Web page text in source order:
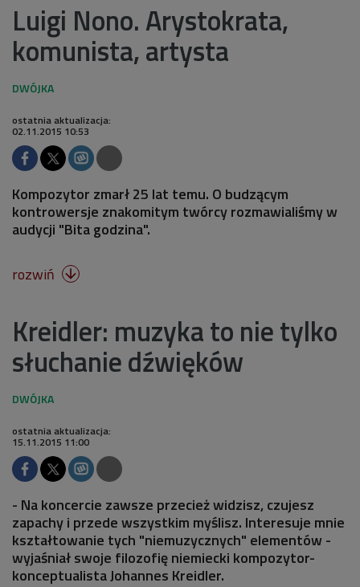
Luigi Nono. Arystokrata,
komunista, artysta
ostatnia aktualizacja:
02.11.2015 10:53
Kompozytor zmarł 25 lat temu. O budzącym
kontrowersje znakomitym twórcy rozmawialiśmy w
audycji "Bita godzina".
rozwiń 
Kreidler: muzyka to nie tylko
słuchanie dźwięków
ostatnia aktualizacja:
15.11.2015 11:00
- Na koncercie zawsze przecież widzisz, czujesz
zapachy i przede wszystkim myślisz. Interesuje mnie
kształtowanie tych "niemuzycznych" elementów -
wyjaśniał swoje filozofię niemiecki kompozytor-
konceptualista Johannes Kreidler.